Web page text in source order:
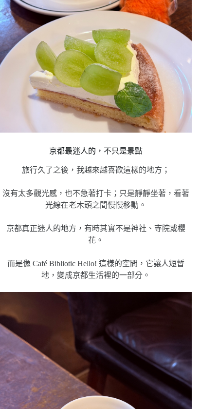
京都最迷人的，不只是景點
旅行久了之後，我越來越喜歡這樣的地方；
沒有太多觀光感，也不急著打卡；只是靜靜坐著，看著
光線在老木頭之間慢慢移動。
京都真正迷人的地方，有時其實不是神社、寺院或櫻
花。
而是像 Café Bibliotic Hello! 這樣的空間，它讓人短暫
地，變成京都生活裡的一部分。